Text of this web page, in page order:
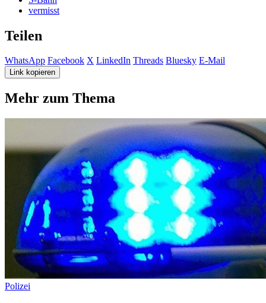
vermisst
Teilen
WhatsApp Facebook X LinkedIn Threads Bluesky E-Mail
Link kopieren
Mehr zum Thema
Polizei